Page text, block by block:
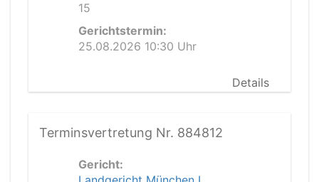
15
Gerichtstermin:
25.08.2026 10:30 Uhr
Details
Terminsvertretung Nr. 884812
Gericht: